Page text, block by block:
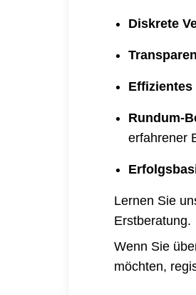
Diskrete
Rundum-
erfahrener
Lernen Sie
Erstberatung.
Wenn Sie
möchten,